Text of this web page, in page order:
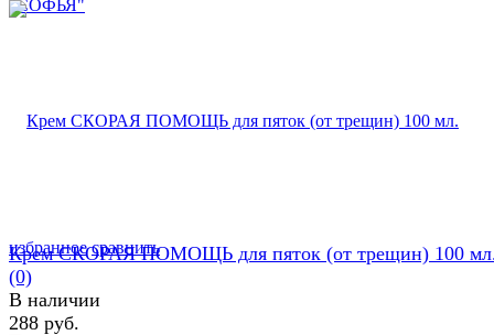
избранное сравнить
Крем СКОРАЯ ПОМОЩЬ для пяток (от трещин) 100
(0)
В наличии
288 руб.